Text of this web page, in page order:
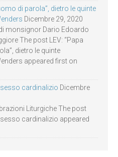
di parola”, dietro le quinte
Dicembre 29, 2020
monsignor Dario Edoardo
The post LEV: “Papa
dietro le quinte
appeared first on
cardinalizio Dicembre
Liturgiche The post
cardinalizio appeared